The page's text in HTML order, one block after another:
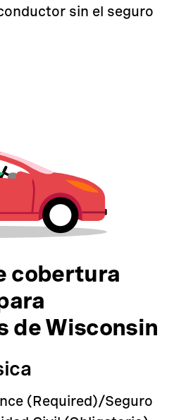
sin el seguro
cobertura
de Wisconsin
(Required)/Seguro